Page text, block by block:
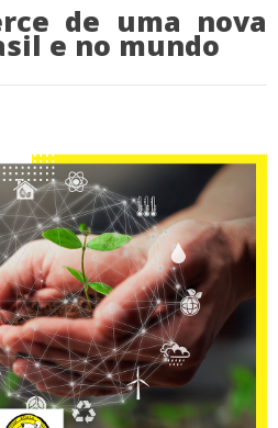
de uma nova
e no mundo